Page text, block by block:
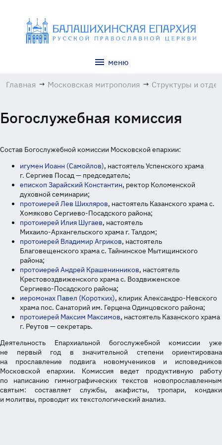
меню
Главная → Московская митрополия → Структуры и
Богослужебная комиссия
Состав Богослужебной комиссии Московской епархии:
игумен Иоанн (Самойлов), настоятель Успенского храма
г. Сергиев Посад — председатель;
епископ Зарайский Константин, ректор Коломенской
духовной семинарии;
протоиерей Лев Шихляров, настоятель Казанского храма с.
ХомяковоСергиево-Посадского района;
протоиерей Илия Шугаев, настоятель
Михаило-Архангельскогохрама г. Талдом;
протоиерей Владимир Агриков, настоятель
Благовещенского храма с. Тайнинское Мытищинского
района;
протоиерей Андрей Крашенинников, настоятель
Крестовоздвиженского храма с. Воздвиженское
Сергиево-Посадского района;
иеромонах Павел (Коротких), клирикАлександро-Невского
храма пос. Санаторий им. Герцена Одинцовского района;
протоиерей Максим Максимов, настоятель Казанского храма
г. Реутов — секретарь.
Деятельность Епархиальной богослужебной комиссии уже
не первый год в значительной степени ориентирована
на прославление подвига новомучеников и исповедников
Московской епархии. Комиссия ведет продуктивную работу
по написанию гимнографических текстов новопрославленным
святым: составляет службы, акафисты, тропари, кондаки
и молитвы, проводит их текстологический анализ.